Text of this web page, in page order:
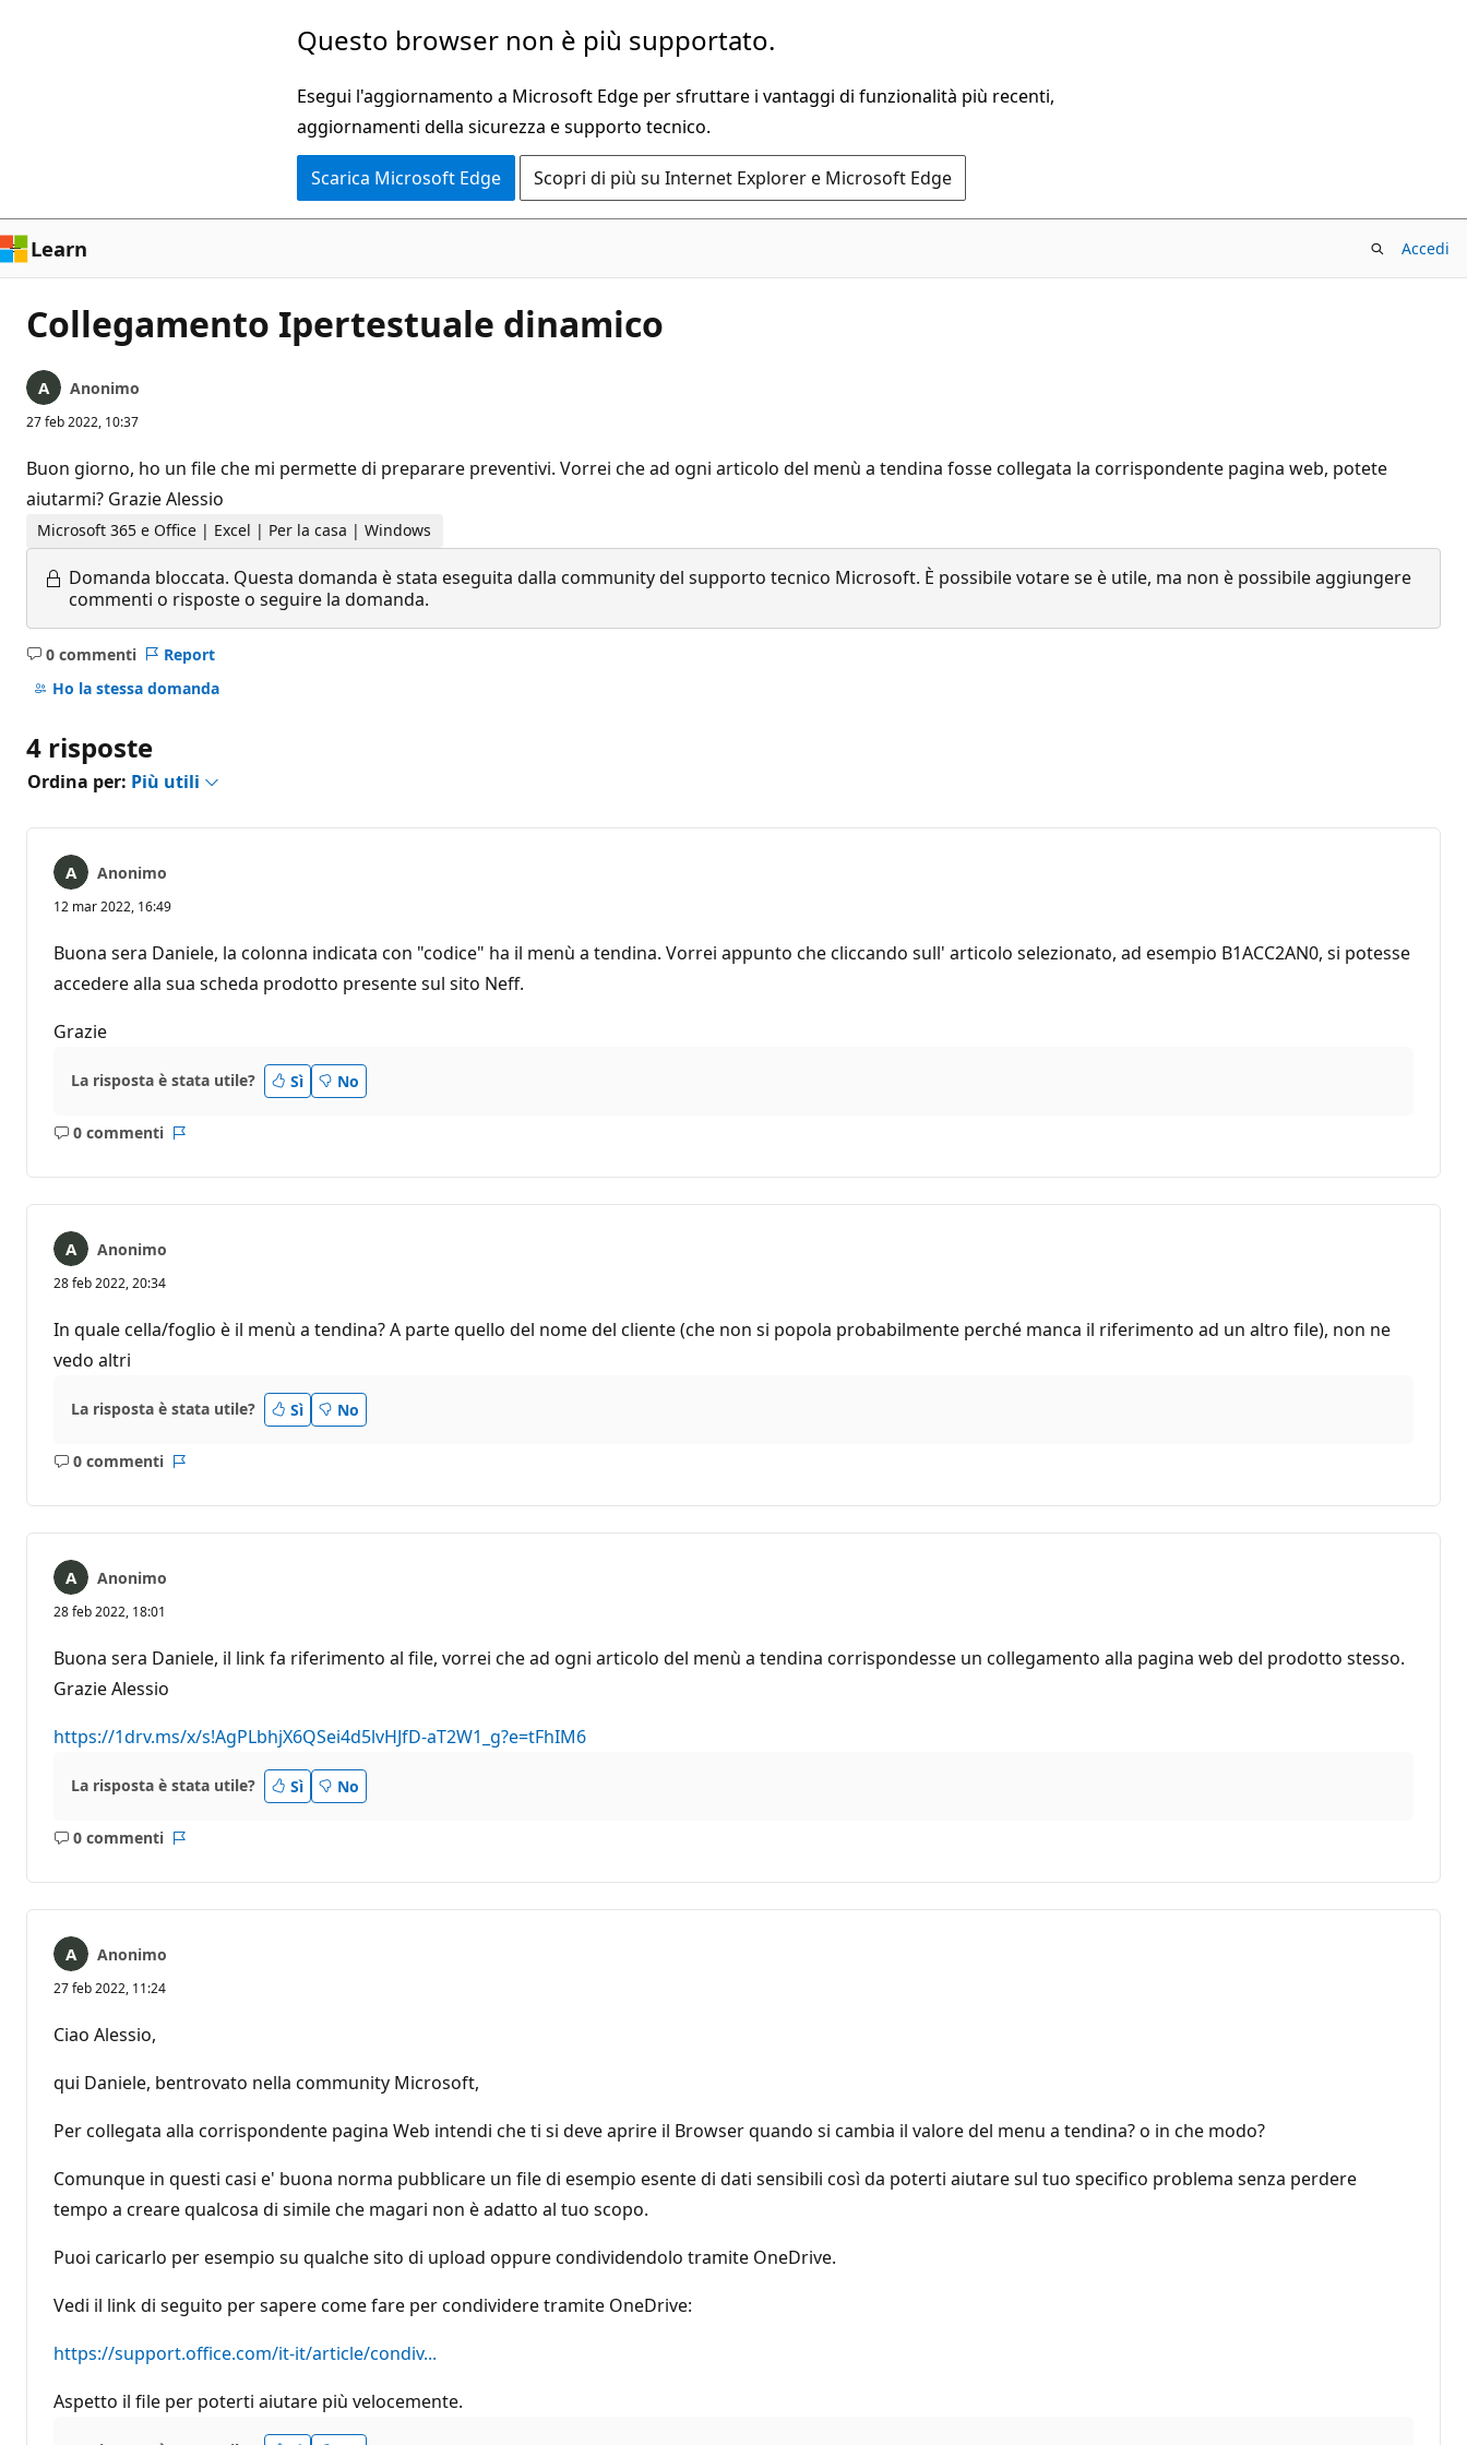
Questo browser non è più supportato.
Esegui l'aggiornamento a Microsoft Edge per sfruttare i vantaggi di funzionalità più recenti,
aggiornamenti della sicurezza e supporto tecnico.
Scarica Microsoft Edge Scopri di più su Internet Explorer e Microsoft Edge
Learn Accedi
Collegamento Ipertestuale dinamico
Anonimo
27 feb 2022, 10:37
Buon giorno, ho un file che mi permette di preparare preventivi. Vorrei che ad ogni articolo del menù a tendina fosse collegata la corrispondente pagina web, potete
aiutarmi? Grazie Alessio
Microsoft 365 e Office | Excel | Per la casa | Windows
Domanda bloccata. Questa domanda è stata eseguita dalla community del supporto tecnico Microsoft. È possibile votare se è utile, ma non è possibile aggiungere
commenti o risposte o seguire la domanda.
0 commenti
Nessun
commento
Report
Ho la stessa domanda
4 risposte
Ordina per: Più utili
Anonimo
12 mar 2022, 16:49
Buona sera Daniele, la colonna indicata con "codice" ha il menù a tendina. Vorrei appunto che cliccando sull' articolo selezionato, ad esempio B1ACC2AN0, si potesse
accedere alla sua scheda prodotto presente sul sito Neff.
Grazie
La risposta è stata utile? Sì No
0 commenti
Nessun
Anonimo
28 feb 2022, 20:34
In quale cella/foglio è il menù a tendina? A parte quello del nome del cliente (che non si popola probabilmente perché manca il riferimento ad un altro file), non ne
vedo altri
La risposta è stata utile? Sì No
0 commenti
Nessun
Anonimo
28 feb 2022, 18:01
Buona sera Daniele, il link fa riferimento al file, vorrei che ad ogni articolo del menù a tendina corrispondesse un collegamento alla pagina web del prodotto stesso.
Grazie Alessio
https://1drv.ms/x/s!AgPLbhjX6QSei4d5lvHJfD-aT2W1_g?e=tFhIM6
La risposta è stata utile? Sì No
0 commenti
Nessun
Anonimo
27 feb 2022, 11:24
Ciao Alessio,
qui Daniele, bentrovato nella community Microsoft,
Per collegata alla corrispondente pagina Web intendi che ti si deve aprire il Browser quando si cambia il valore del menu a tendina? o in che modo?
Comunque in questi casi e' buona norma pubblicare un file di esempio esente di dati sensibili così da poterti aiutare sul tuo specifico problema senza perdere
tempo a creare qualcosa di simile che magari non è adatto al tuo scopo.
Puoi caricarlo per esempio su qualche sito di upload oppure condividendolo tramite OneDrive.
Vedi il link di seguito per sapere come fare per condividere tramite OneDrive:
https://support.office.com/it-it/article/condiv...
Aspetto il file per poterti aiutare più velocemente.